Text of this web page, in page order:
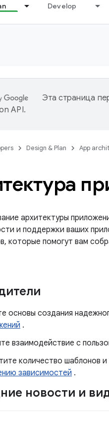
Develop
Эта страница
API.
Design & Plan App
архитектуры
и поддержки ваших
которые помогут вам
основы создания
.
взаимодействие с
количество шаблонов
зависимостей .
новости и